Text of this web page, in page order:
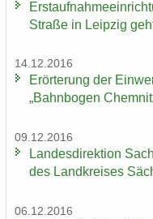
Straße in Leip­zig
14.12.2016
Er­ör­te­rung der
„Bahn­bo­gen
09.12.2016
Lan­des­di­rek­ti­on
des Land­krei­ses
06.12.2016